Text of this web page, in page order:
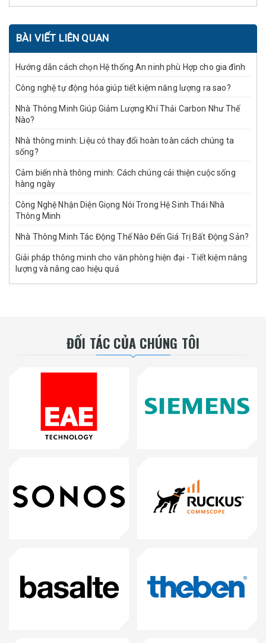
BÀI VIẾT LIÊN QUAN
Hướng dẫn cách chọn Hệ thống An ninh phù Hợp cho gia đình
Công nghệ tự động hóa giúp tiết kiệm năng lượng ra sao?
Nhà Thông Minh Giúp Giảm Lượng Khí Thải Carbon Như Thế
Nào?
Nhà thông minh: Liệu có thay đổi hoàn toàn cách chúng ta
sống?
Cảm biến nhà thông minh: Cách chúng cải thiện cuộc sống
hàng ngày
Công Nghệ Nhận Diện Giọng Nói Trong Hệ Sinh Thái Nhà
Thông Minh
Nhà Thông Minh Tác Động Thế Nào Đến Giá Trị Bất Động Sản?
Giải pháp thông minh cho văn phòng hiện đại - Tiết kiệm năng
lượng và nâng cao hiệu quả
ĐỐI TÁC CỦA CHÚNG TÔI